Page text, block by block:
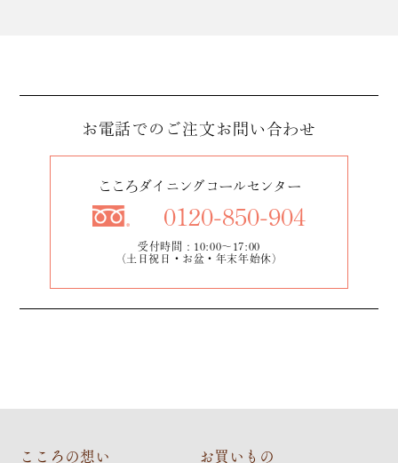
お電話でのご注文お問い合わせ
こころダイニングコールセンター
0120-850-904
受付時間：10:00～17:00
（土日祝日・お盆・年末年始休）
こころの想い
お買いもの